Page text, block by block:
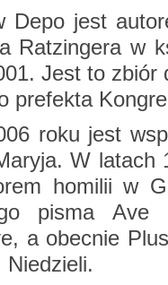
Depo jest
Rat­zin­ge­ra w
Jest to zbiór
pre­fek­ta
roku jest
W la­tach
ho­mi­lii w
pisma Ave
a obec­nie
Nie­dzie­li.